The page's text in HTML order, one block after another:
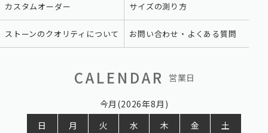
カスタムオーダー サイズの測り方
ストーンのクオリティについて お問い合わせ・よくある質問
CALENDAR 営業日
今月(2026年8月)
日
月 火 水 木 金
土